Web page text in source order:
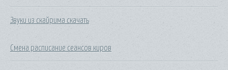
Звуки из скайрима скачать
Смена расписание сеансов киров